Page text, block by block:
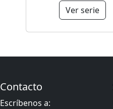
Ver serie
Contacto
Escríbenos a: